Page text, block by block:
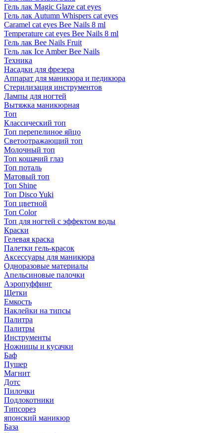
Гель лак Magic Glaze cat eyes
Гель лак Autumn Whispers cat eyes
Caramel cat eyes Bee Nails 8 ml
Temperature cat eyes Bee Nails 8 ml
Гель лак Bee Nails Fruit
Гель лак Ice Amber Bee Nails
Техника
Насадки для фрезера
Аппарат для маникюра и педикюра
Стерилизация инструментов
Лампы для ногтей
Вытяжка маникюрная
Топ
Классический топ
Топ перепелиное яйцо
Светоотражающий топ
Молочный топ
Топ кошачий глаз
Топ поталь
Матовый топ
Топ Shine
Топ Disco Yuki
Топ цветной
Топ Color
Топ для ногтей с эффектом воды
Краски
Гелевая краска
Палетки гель-красок
Аксессуары для маникюра
Одноразовые материалы
Апельсиновые палочки
Аэропуффинг
Щетки
Емкость
Наклейки на типсы
Палитра
Палитры
Инструменты
Ножницы и кусачки
Баф
Пушер
Магнит
Дотс
Пилочки
Подлокотники
Типсорез
японский маникюр
База